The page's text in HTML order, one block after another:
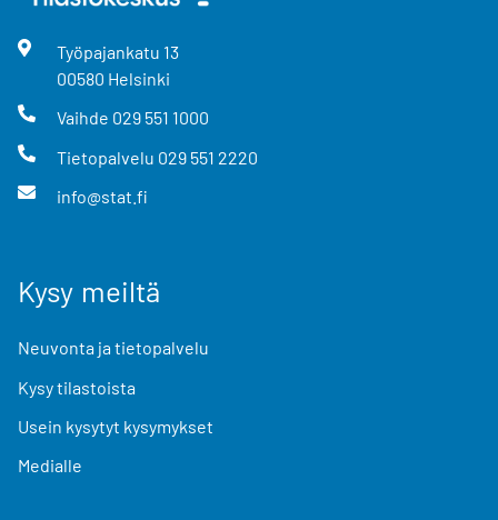
Työpajankatu 13
00580 Helsinki
Vaihde 029 551 1000
Tietopalvelu 029 551 2220
info@stat.fi
Kysy meiltä
Neuvonta ja tietopalvelu
Kysy tilastoista
Usein kysytyt kysymykset
Medialle